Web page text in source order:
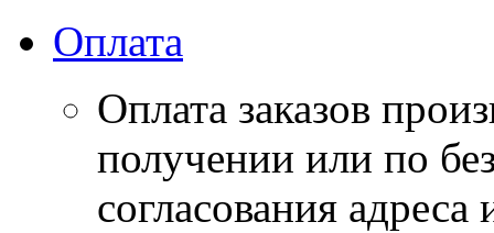
Оплата
Оплата заказов
получении или по
согласования